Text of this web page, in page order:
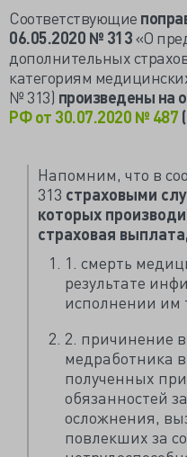
Соответствующие
06.05.2020 № 313«О
дополнительных
категориям
№ 313) произведены на
РФ от 30.07.2020 № 487
Напомним, что в
313 страховыми
которых
страховая
1. смерть
результате
исполнении им
2. причинение
медработника
полученных
обязанностей
осложнения,
повлекших за